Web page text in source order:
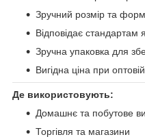
Зручний розмір та
Відповідає стандартам
Зручна упаковка для
Вигідна ціна при оптовій
Де використовують:
Домашнє та побутове
Торгівля та магазини